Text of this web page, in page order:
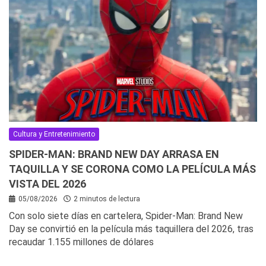
Cultura y Entretenimiento
SPIDER-MAN: BRAND NEW DAY ARRASA EN
TAQUILLA Y SE CORONA COMO LA PELÍCULA MÁS
VISTA DEL 2026
05/08/2026 2 minutos de lectura
Con solo siete días en cartelera, Spider-Man: Brand New
Day se convirtió en la película más taquillera del 2026, tras
recaudar 1.155 millones de dólares